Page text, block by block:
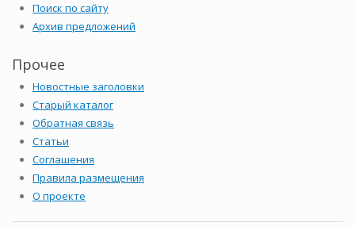
Поиск по сайту
Архив предложений
Прочее
Новостные заголовки
Старый каталог
Обратная связь
Статьи
Соглашения
Правила размещения
О проекте